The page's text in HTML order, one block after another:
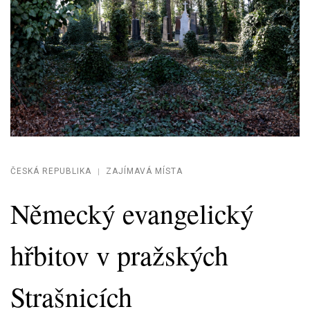
ČESKÁ REPUBLIKA ZAJÍMAVÁ MÍSTA
Německý evangelický
hřbitov v pražských
Strašnicích